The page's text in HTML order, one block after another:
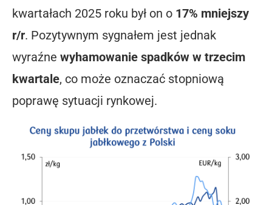
kwartałach 2025 roku był on o 17% mniejszy
r/r. Pozytywnym sygnałem jest jednak
wyraźne wyhamowanie spadków w trzecim
kwartale, co może oznaczać stopniową
poprawę sytuacji rynkowej.